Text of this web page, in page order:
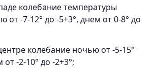
колебание температуры
от -7-12° до -5+3°, днем от 0-8° до
колебание ночью от -5-15°
от -2-10° до -2+3°;